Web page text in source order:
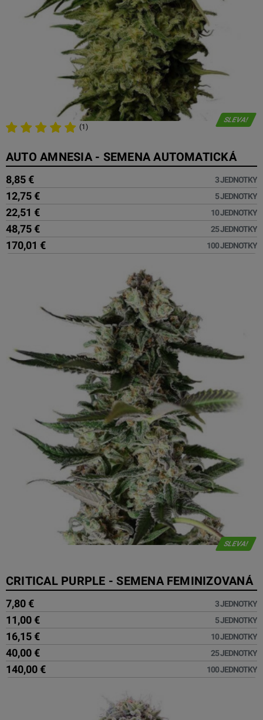
SLEVA!
(1)
AUTO AMNESIA - SEMENA AUTOMATICKÁ
8,85 € 3 JEDNOTKY
12,75 € 5 JEDNOTKY
22,51 € 10 JEDNOTKY
48,75 € 25 JEDNOTKY
170,01 € 100 JEDNOTKY
SLEVA!
CRITICAL PURPLE - SEMENA FEMINIZOVANÁ
7,80 € 3 JEDNOTKY
11,00 € 5 JEDNOTKY
16,15 € 10 JEDNOTKY
40,00 € 25 JEDNOTKY
140,00 € 100 JEDNOTKY